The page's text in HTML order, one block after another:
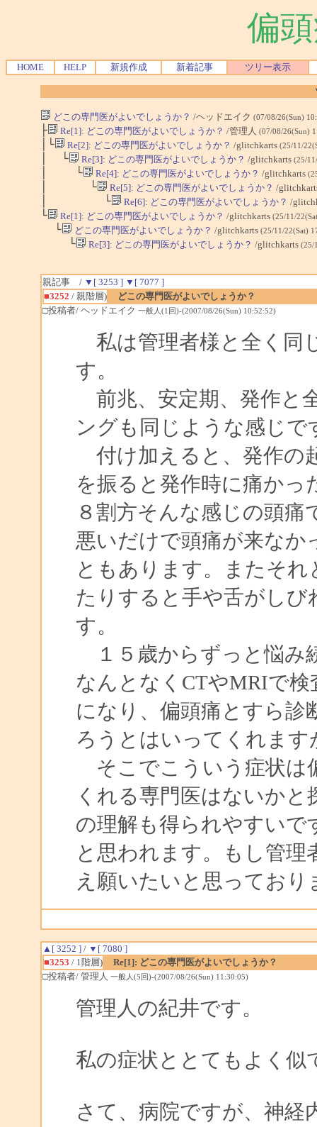
偏
HOME HELP 新規作成 新着記事 ツリー表示
どこの専門医がよいでしょうか？ /ヘッドエイク (07/08/26(Sun)
├ Re[1]: どこの専門医がよいでしょうか？ /管理人 (07/08/26(Sun)
│└ Re[2]: どこの専門医がよいでしょうか？ /glitchkarts (25/11/
│ └ Re[3]: どこの専門医がよいでしょうか？ /glitchkarts (25/
│ └ Re[4]: どこの専門医がよいでしょうか？ /glitchkarts
│ └ Re[5]: どこの専門医がよいでしょうか？ /
│ └ Re[6]: どこの専門医がよいでしょうか？ /
└ Re[1]: どこの専門医がよいでしょうか？ /glitchkarts (25/11/
└ どこの専門医がよいでしょうか？ /glitchkarts (25/11/22(Sat)
└ Re[3]: どこの専門医がよいでしょうか？ /glitchkarts (25/
親記事 / ▼[ 3253 ] ▼[ 7077 ]
■3252 / 親階層)
どこの専門医がよいでしょうか？
□投稿者/ ヘッドエイク 一般人(1回)-(2007/08/26(Sun) 10:52:52)
私は管理者様と全く同
す。
前兆、安定期、発作と
ングも同じような感じで
付け加えると、発作の
を振ると発作時に痛か
８割方そんな感じの頭
悪いだけで頭痛が来なか
ともあります。またそ
たりすると手や舌がし
す。
１５歳からずっと悩み
なんとなくCTやMRIで
になり、偏頭痛とすら診
ろうとはいってくれます
そこでこういう症状は
くれる専門医はないか
の理解も得られやすいで
と思われます。もし管
え願いたいと思っており
▲[ 3252 ]/ ▼[ 7080 ]
■3253 / 1階層)
Re[1]: どこの専門医がよいでしょうか？
□投稿者/ 管理人 一般人(5回)-(2007/08/26(Sun) 11:30:05)
管理人の紀井です。
私の症状ととてもよく
さて、病院ですが、神経